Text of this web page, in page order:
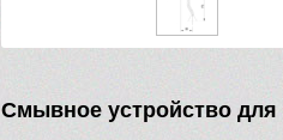
Смывное устройство для